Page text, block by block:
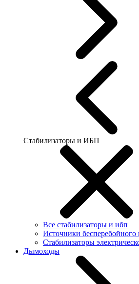
Стабилизаторы и ИБП
Все стабилизаторы и ибп
Источники бесперебойного
Стабилизаторы
Дымоходы